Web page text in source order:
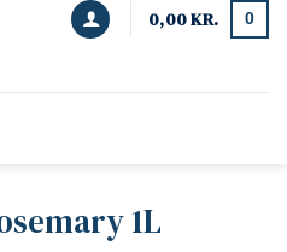
0,00KR. 0
1L